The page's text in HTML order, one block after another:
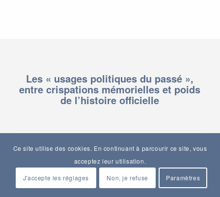
Les « usages politiques du passé »,
entre crispations mémorielles et poids
de l’histoire officielle
pour les Grecs. » Tels
sont les mots choisis par l’historien grec Antonis
Ce site utilise des cookies. En continuant à parcourir ce site, vous
acceptez leur utilisation.
J'accepte les réglages Non, je refuse Paramètres